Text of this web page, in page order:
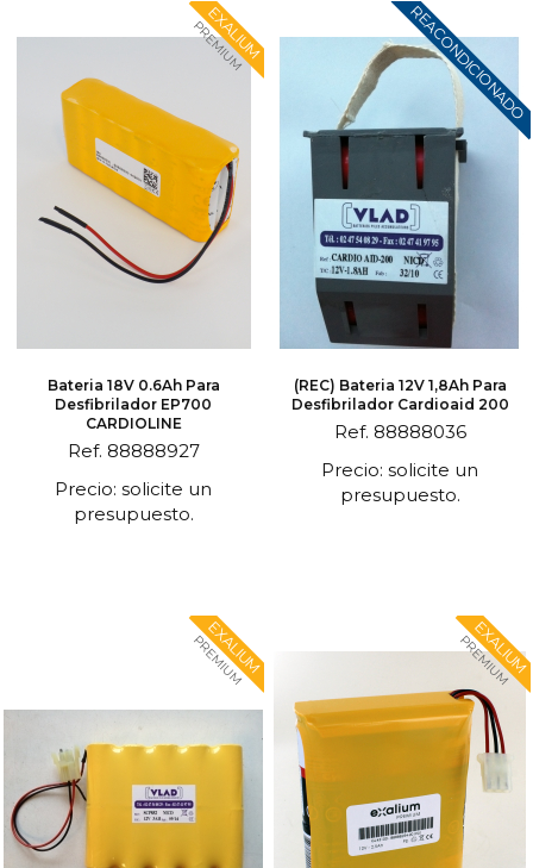
EXALIUM
PREMIUM
Bateria 18V 0.6Ah Para
Desfibrilador EP700
CARDIOLINE
Ref. 88888927
Precio: solicite un
presupuesto.
REACONDICIONADO
(REC) Bateria 12V 1,8Ah Para
Desfibrilador Cardioaid 200
Ref. 88888036
Precio: solicite un
presupuesto.
EXALIUM
PREMIUM EXALIUM
PREMIUM